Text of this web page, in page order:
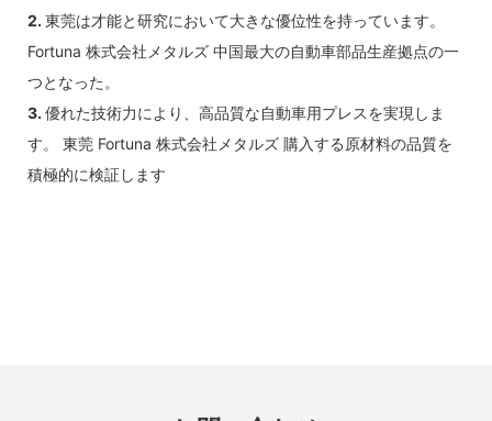
2. 東莞は才能と研究において大きな優位性を持っています。
Fortuna 株式会社メタルズ 中国最大の自動車部品生産拠点の一
つとなった。
3. 優れた技術力により、高品質な自動車用プレスを実現しま
す。 東莞 Fortuna 株式会社メタルズ 購入する原材料の品質を
積極的に検証します